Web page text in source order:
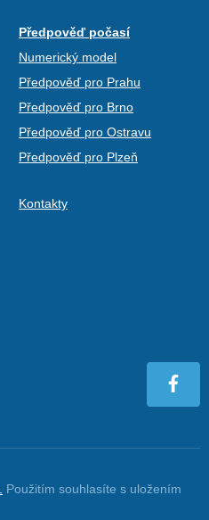
Předpověď počasí
Numerický model
Předpověď pro Prahu
Předpověď pro Brno
Předpověď pro Ostravu
Předpověď pro Plzeň
Kontakty
Použitím souhlasíte s uložením